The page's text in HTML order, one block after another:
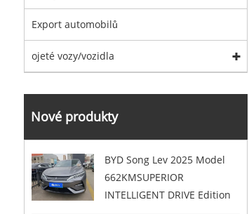
Export automobilů
ojeté vozy/vozidla
Nové produkty
BYD Song Lev 2025 Model
662KMSUPERIOR
INTELLIGENT DRIVE Edition